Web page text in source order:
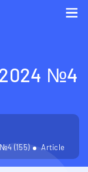
№4
(155)
Article